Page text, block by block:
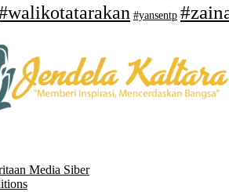
#yansentp
Media Siber